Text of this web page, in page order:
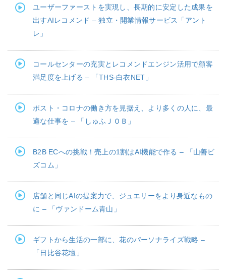
ユーザーファーストを実現し、長期的に安定した成果を
出すAIレコメンド – 独立・開業情報サービス「アント
レ」
コールセンターの充実とレコメンドエンジン活用で顧客
満足度を上げる – 「THS-白衣NET」
ポスト・コロナの働き方を見据え、より多くの人に、最
適な仕事を – 「しゅふＪＯＢ」
B2B ECへの挑戦！売上の1割はAI機能で作る – 「山善ビ
ズコム」
店舗と同じAIの提案力で、ジュエリーをより身近なもの
に – 「ヴァンドーム青山」
ギフトから生活の一部に、花のパーソナライズ戦略 –
「日比谷花壇」